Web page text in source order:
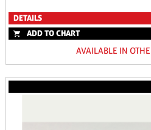
DETAILS
ADD TO CHART
AVAILABLE IN